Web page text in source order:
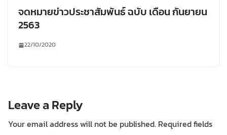
จดหมายข่าวประชาสัมพันธ์ ฉบับ เดือน กันยายน
2563
22/10/2020
Leave a Reply
Your email address will not be published. Required fields